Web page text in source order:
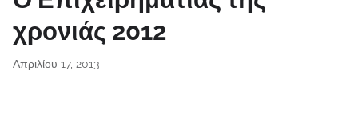
χρονιάς 2012
Απριλίου 17, 2013